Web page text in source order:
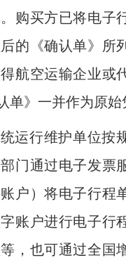
购买方已将电子
的《确认单》所
航空运输企业或
单》一并作为原始
运行维护单位按
门通过电子发票
户）将电子行程
账户进行电子行
，也可通过全国